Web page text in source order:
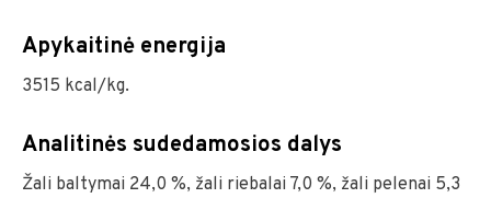
Apykaitinė energija
3515 kcal/kg.
Analitinės sudedamosios dalys
Žali baltymai 24,0 %, žali riebalai 7,0 %, žali pelenai 5,3